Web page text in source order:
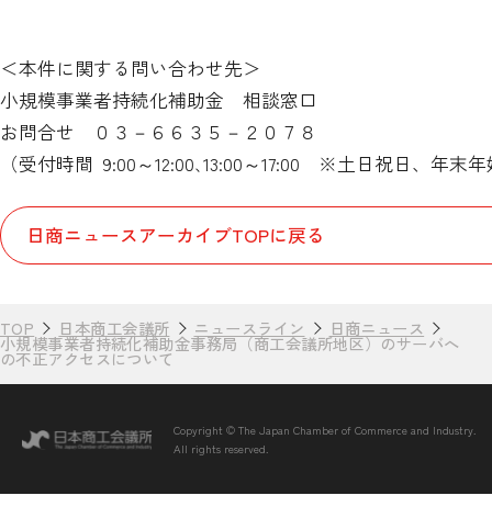
＜本件に関する問い合わせ先＞
小規模事業者持続化補助金 相談窓口
お問合せ ０３－６６３５－２０７８
（受付時間 9:00～12:00､13:00～17:00 ※土日祝日、年末
日商ニュースアーカイブTOPに戻る
TOP 日本商工会議所 ニュースライン 日商ニュース
小規模事業者持続化補助金事務局（商工会議所地区）のサーバへ
の不正アクセスについて
Copyright © The Japan Chamber of Commerce and Industry.
All rights reserved.